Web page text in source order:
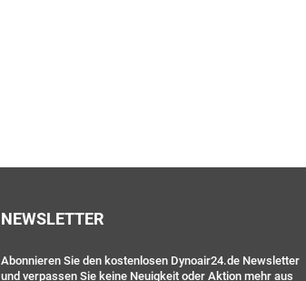
NEWSLETTER
Abonnieren Sie den kostenlosen Dynoair24.de Newsletter
und verpassen Sie keine Neuigkeit oder Aktion mehr aus